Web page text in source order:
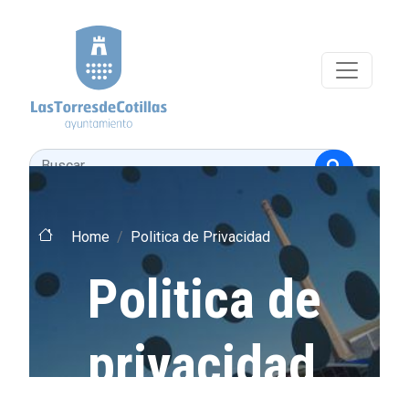
Buscar
Home Politica de Privacidad
Politica de
privacidad